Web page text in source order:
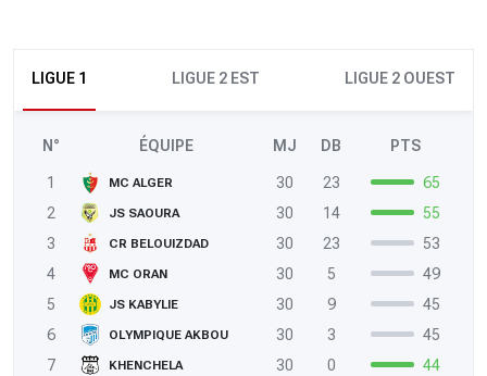
LIGUE 1 LIGUE 2 EST LIGUE 2 OUEST
N° ÉQUIPE MJ DB PTS
1 MC ALGER 30 23
65
2
JS SAOURA 30 14
55
3
CR BELOUIZDAD 30 23
53
4
MC ORAN 30 5
49
5
JS KABYLIE 30 9
45
6
OLYMPIQUE AKBOU 30 3
45
7
KHENCHELA 30 0
44